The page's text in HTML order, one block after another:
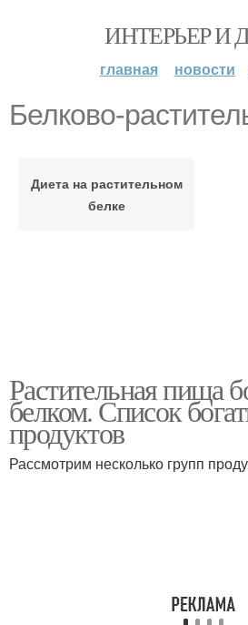
ИНТЕРЬЕР И
главная новости
Белково-
Диета на растительном
белке
Растительная пища
белком. Список
продуктов
Рассмотрим несколько групп